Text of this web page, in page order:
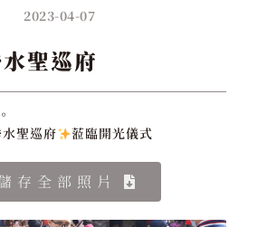
2023-04-07
聖巡府
聖巡府 蒞臨開光儀式
存全部照片